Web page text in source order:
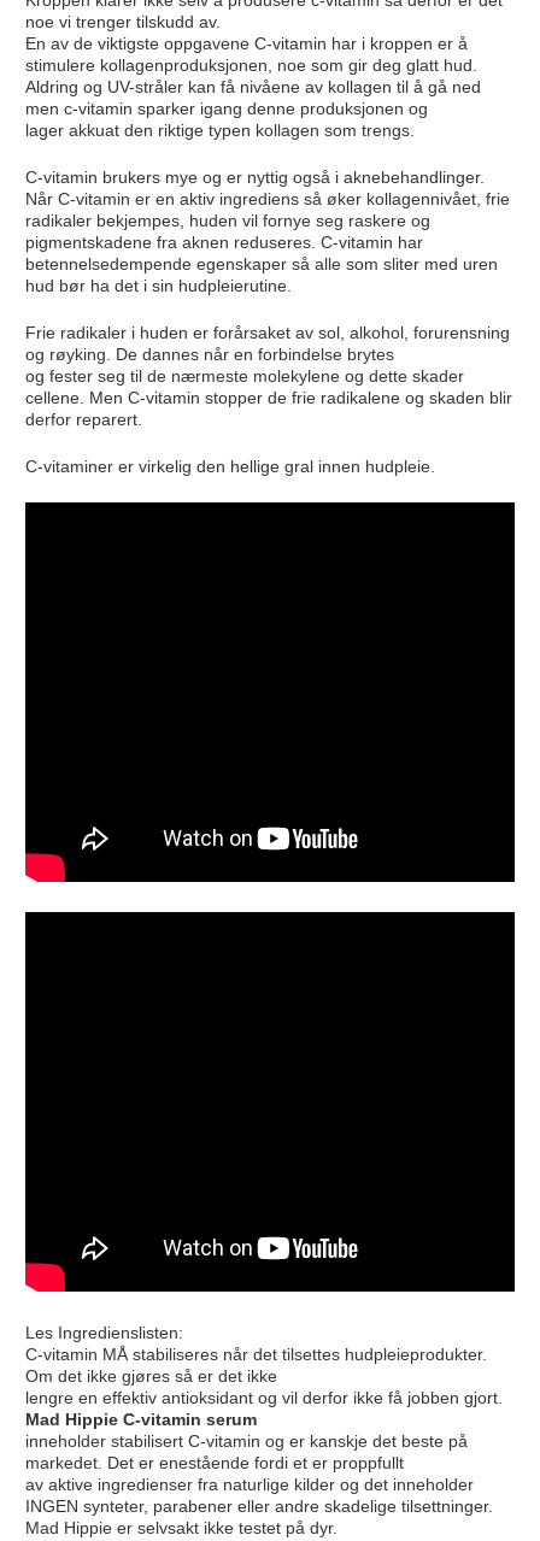
noe vi trenger tilskudd av.
En av de viktigste oppgavene C-vitamin har i kroppen er å
stimulere kollagenproduksjonen, noe som gir deg glatt hud.
Aldring og UV-stråler kan få nivåene av kollagen til å gå ned
men c-vitamin sparker igang denne produksjonen og
lager akkuat den riktige typen kollagen som trengs.
C-vitamin brukers mye og er nyttig også i aknebehandlinger.
Når C-vitamin er en aktiv ingrediens så øker kollagennivået, frie
radikaler bekjempes, huden vil fornye seg raskere og
pigmentskadene fra aknen reduseres. C-vitamin har
betennelsedempende egenskaper så alle som sliter med uren
hud bør ha det i sin hudpleierutine.
Frie radikaler i huden er forårsaket av sol, alkohol, forurensning
og røyking. De dannes når en forbindelse brytes
og fester seg til de nærmeste molekylene og dette skader
cellene. Men C-vitamin stopper de frie radikalene og skaden blir
derfor reparert.
C-vitaminer er virkelig den hellige gral innen hudpleie.
Les Ingredienslisten:
C-vitamin MÅ stabiliseres når det tilsettes hudpleieprodukter.
Om det ikke gjøres så er det ikke
lengre en effektiv antioksidant og vil derfor ikke få jobben gjort.
Mad Hippie C-vitamin serum
inneholder stabilisert C-vitamin og er kanskje det beste på
markedet. Det er enestående fordi et er proppfullt
av aktive ingredienser fra naturlige kilder og det inneholder
INGEN synteter, parabener eller andre skadelige tilsettninger.
Mad Hippie er selvsakt ikke testet på dyr.